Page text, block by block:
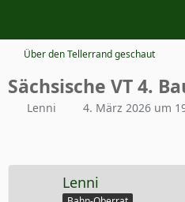
Über den Tellerrand geschaut
Sächsische VT 4.
Lenni 4. März 2026 um
Lenni